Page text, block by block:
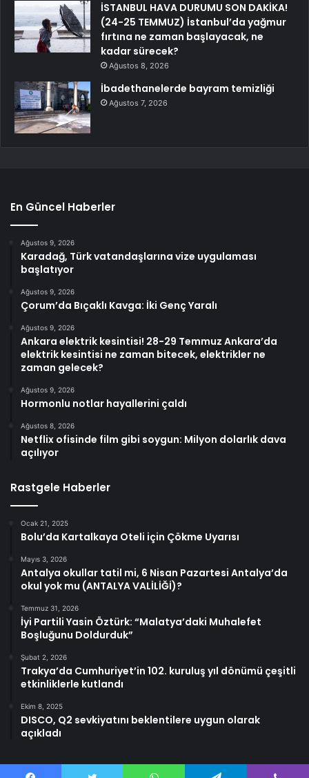
İSTANBUL HAVA DURUMU SON DAKİKA!
(24-25 TEMMUZ) İstanbul’da yağmur
fırtına ne zaman başlayacak, ne
kadar sürecek?
Ağustos 8, 2026
İbadethanelerde bayram temizliği
Ağustos 7, 2026
En Güncel Haberler
Ağustos 9, 2026
Karadağ, Türk vatandaşlarına vize uygulaması
başlatıyor
Ağustos 9, 2026
Çorum’da Bıçaklı Kavga: İki Genç Yaralı
Ağustos 9, 2026
Ankara elektrik kesintisi! 28-29 Temmuz Ankara’da
elektrik kesintisi ne zaman bitecek, elektrikler ne
zaman gelecek?
Ağustos 9, 2026
Hormonlu notlar hayallerini çaldı
Ağustos 8, 2026
Netflix ofisinde film gibi soygun: Milyon dolarlık dava
açılıyor
Rastgele Haberler
Ocak 21, 2025
Bolu’da Kartalkaya Oteli için Çökme Uyarısı
Mayıs 3, 2026
Antalya okullar tatil mi, 6 Nisan Pazartesi Antalya’da
okul yok mu (ANTALYA VALİLİĞİ)?
Temmuz 31, 2026
İyi Partili Yasin Öztürk: “Malatya’daki Muhalefet
Boşluğunu Doldurduk”
Şubat 2, 2026
Trakya’da Cumhuriyet’in 102. kuruluş yıl dönümü çeşitli
etkinliklerle kutlandı
Ekim 8, 2025
DISCO, Q2 sevkiyatını beklentilere uygun olarak
açıkladı